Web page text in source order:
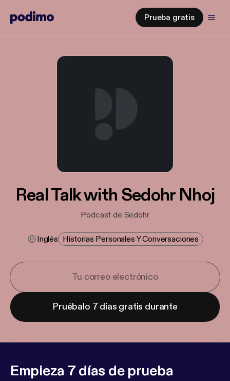
Prueba gratis
Real Talk with Sedohr Nhoj
Podcast de Sedohr
Inglés Historias Personales Y Conversaciones
Pruébalo 7 días gratis durante
Empieza 7 días de prueba